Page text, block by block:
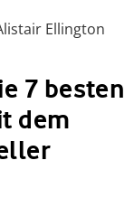
Ellington
7 besten
dem